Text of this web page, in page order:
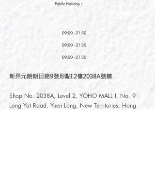
Public Holiday :
09:00 - 21:30
09:00 - 21:30
09:00 - 21:30
新界元朗朗日路9號形點I 2樓2038A號舖
Shop No. 2038A, Level 2, YOHO MALL I, No. 9
Long Yat Road, Yuen Long, New Territories, Hong